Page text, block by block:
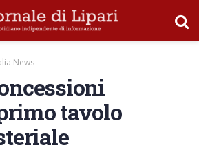
News
tavolo